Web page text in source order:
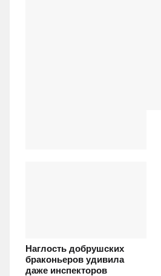
Наглость добрушских
браконьеров удивила
даже инспекторов